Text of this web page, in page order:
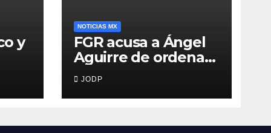
y
NOTICIAS MX
FGR acusa a Ángel
Aguirre de ordenar
destruir videos
clave del caso
Ayotzinapa
JODP